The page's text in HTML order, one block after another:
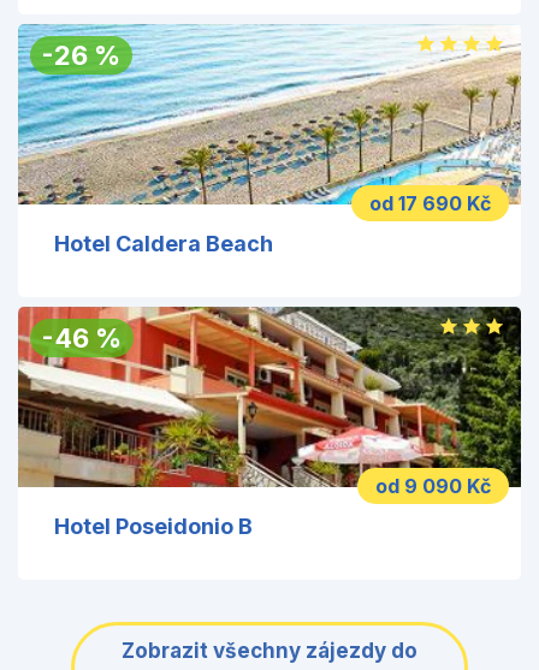
od 17 690 Kč
-26 %
Hotel Caldera Beach
od 9 090 Kč
-46 %
Hotel Poseidonio B
Zobrazit všechny zájezdy do